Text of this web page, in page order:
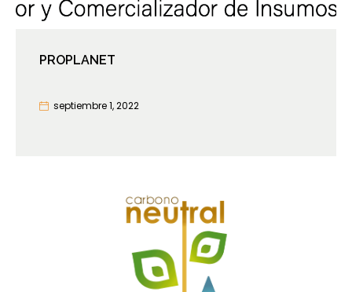
PROPLANET
septiembre 1, 2022